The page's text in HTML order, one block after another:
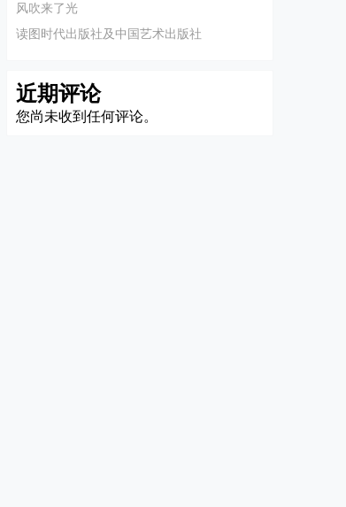
风吹来了光
读图时代出版社及中国艺术出版社
近期评论
您尚未收到任何评论。